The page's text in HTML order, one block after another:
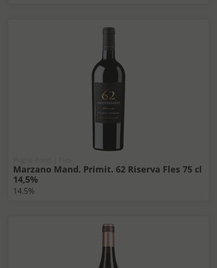
Marzano Mand. Primit. 62 Riserva Fles 75 cl
14,5%
14.5%